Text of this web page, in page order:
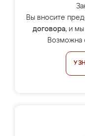
Вы вносите
договора, и мы
Возможна